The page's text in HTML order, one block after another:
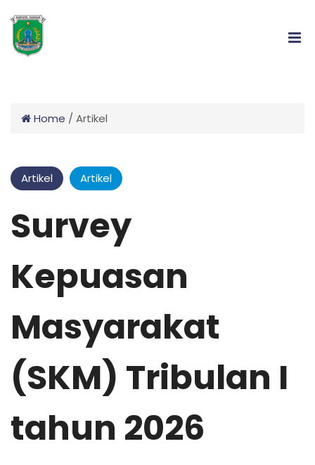
Home / Artikel
Artikel Artikel
Survey
Kepuasan
Masyarakat
(SKM) Tribulan I
tahun 2026